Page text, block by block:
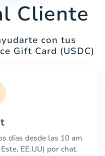
Cliente
con tus
Gift Card (USDC)
días desde las 10 am
EE.UU) por chat.